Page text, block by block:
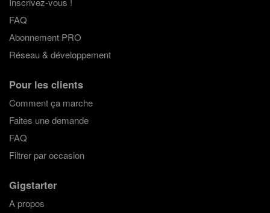
FAQ
Abonnement PRO
Réseau & développement
Pour les clients
Comment ça marche
Faites une demande
FAQ
Filtrer par occasion
Gigstarter
A propos